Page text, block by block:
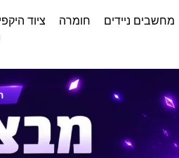
מחשבים ניידים חומרה ציוד היקפי